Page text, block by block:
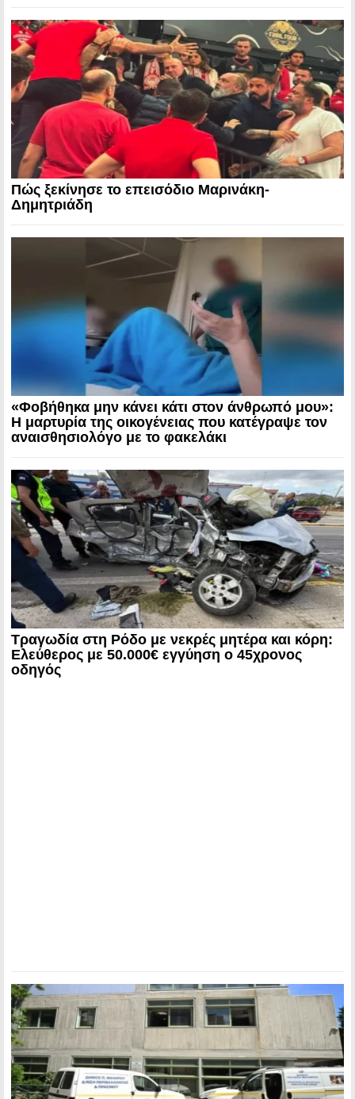
Πώς ξεκίνησε το επεισόδιο Μαρινάκη-
Δημητριάδη
«Φοβήθηκα μην κάνει κάτι στον άνθρωπό μου»:
Η μαρτυρία της οικογένειας που κατέγραψε τον
αναισθησιολόγο με το φακελάκι
Τραγωδία στη Ρόδο με νεκρές μητέρα και κόρη:
Ελεύθερος με 50.000€ εγγύηση ο 45χρονος
οδηγός